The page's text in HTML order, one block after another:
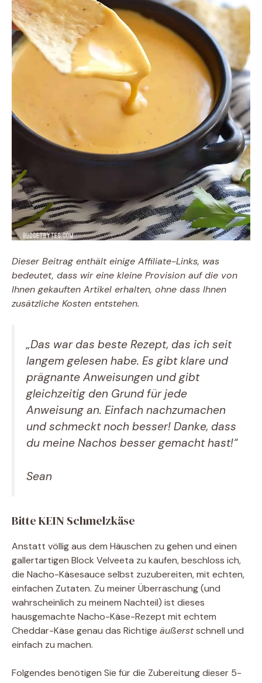
Dieser Beitrag enthält einige Affiliate-Links, was
bedeutet, dass wir eine kleine Provision auf die von
Ihnen gekauften Artikel erhalten, ohne dass Ihnen
zusätzliche Kosten entstehen.
„Das war das beste Rezept, das ich seit
langem gelesen habe. Es gibt klare und
prägnante Anweisungen und gibt
gleichzeitig den Grund für jede
Anweisung an. Einfach nachzumachen
und schmeckt noch besser! Danke, dass
du meine Nachos besser gemacht hast!“
Sean
Bitte KEIN Schmelzkäse
Anstatt völlig aus dem Häuschen zu gehen und einen
gallertartigen Block Velveeta zu kaufen, beschloss ich,
die Nacho-Käsesauce selbst zuzubereiten, mit echten,
einfachen Zutaten. Zu meiner Überraschung (und
wahrscheinlich zu meinem Nachteil) ist dieses
hausgemachte Nacho-Käse-Rezept mit echtem
Cheddar-Käse genau das Richtige äußerstschnell und
einfach zu machen.
Folgendes benötigen Sie für die Zubereitung dieser 5-